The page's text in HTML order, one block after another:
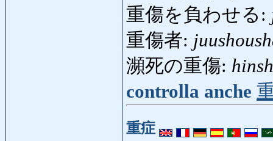
重傷を負わせる:
重傷者:
瀕死の重傷:
controlla anche
重症